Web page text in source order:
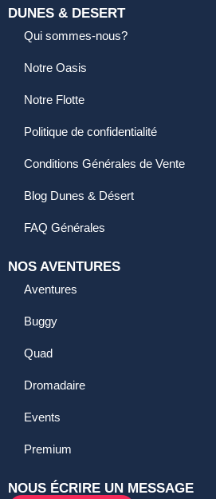
DUNES & DESERT
Qui sommes-nous?
Notre Oasis
Notre Flotte
Politique de confidentialité
Conditions Générales de Vente
Blog Dunes & Désert
FAQ Générales
NOS AVENTURES
Aventures
Buggy
Quad
Dromadaire
Events
Premium
NOUS ÉCRIRE UN MESSAGE